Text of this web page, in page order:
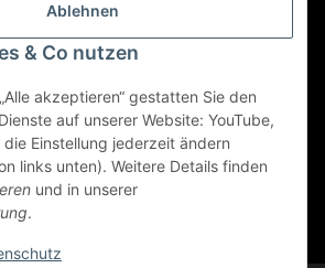
Ablehnen
& Co nutzen
akzeptieren“ gestatten Sie den
auf unserer Website: YouTube,
die Einstellung jederzeit ändern
links unten). Weitere Details finden
und in unserer
.
Vertrag widerrufen